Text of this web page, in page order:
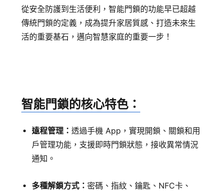
從安全防護到生活便利，智能門鎖的功能早已超越
傳統門鎖的定義，成為提升家居質感、打造未來生
活的重要基石，邁向智慧家庭的重要一步！
智能門鎖的核心特色：
遠程管理： 透過手機 App，實現開鎖、關鎖和用
戶管理功能，支援即時門鎖狀態，接收異常情況
通知。
多種解鎖方式： 密碼、指紋、鑰匙、NFC卡、